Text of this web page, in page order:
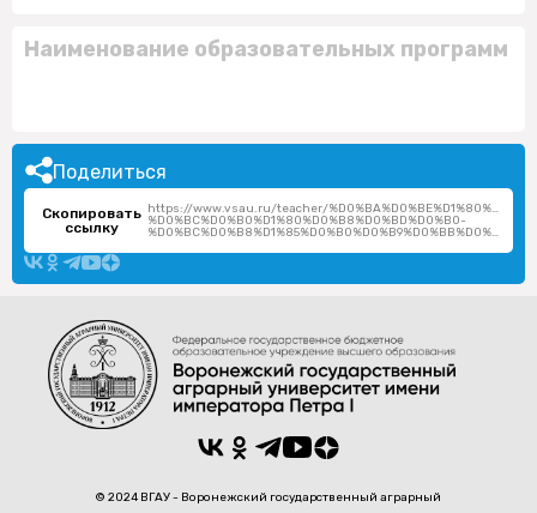
Наименование образовательных программ
Поделиться
Скопировать
ссылку
https://www.vsau.ru/teacher/
%D0%BC%D0%B0%D1%80%D0%B8%D0%BD%D0%B0-
%D0%BC%D0%B8%D1%85%D0%B0%D0%B9%D0%BB%D0%BE%D0%B2%D0%BD%D0%B0/
© 2024 ВГАУ - Воронежский государственный аграрный